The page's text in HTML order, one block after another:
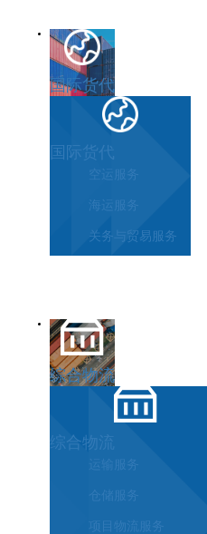
国际货代
国际货代
空运服务
海运服务
关务与贸易服务
综合物流
综合物流
运输服务
仓储服务
项目物流服务